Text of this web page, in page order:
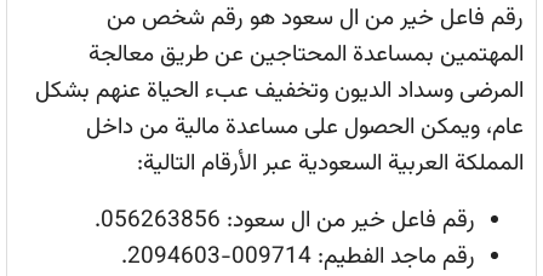
رقم فاعل خير من ال سعود هو رقم شخص من
المهتمين بمساعدة المحتاجين عن طريق معالجة
المرضى وسداد الديون وتخفيف عبء الحياة عنهم بشكل
عام، ويمكن الحصول على مساعدة مالية من داخل
المملكة العربية السعودية عبر الأرقام التالية:
رقم فاعل خير من ال سعود: 056263856.
رقم ماجد الفطيم: 009714-2094603.